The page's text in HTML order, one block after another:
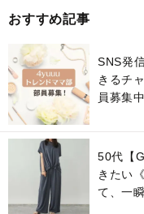
おすすめ記事
SNS発
きるチ
員募集中
50代【
きたい
て、一